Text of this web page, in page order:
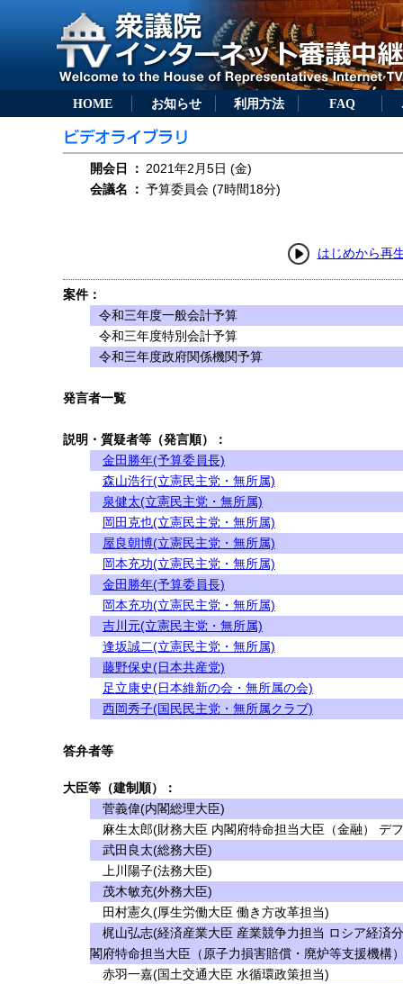
HOME お知らせ 利用方法 FAQ
開会日 ： 2021年2月5日 (金)
会議名
： 予算委員会 (7時間18分)
はじめから再
案件：
令和三年度一般会計予算
令和三年度特別会計予算
令和三年度政府関係機関予算
発言者一覧
説明・質疑者等（発言順）：
金田勝年(予算委員長)
森山浩行(立憲民主党・無所属)
泉健太(立憲民主党・無所属)
岡田克也(立憲民主党・無所属)
屋良朝博(立憲民主党・無所属)
岡本充功(立憲民主党・無所属)
金田勝年(予算委員長)
岡本充功(立憲民主党・無所属)
吉川元(立憲民主党・無所属)
逢坂誠二(立憲民主党・無所属)
藤野保史(日本共産党)
足立康史(日本維新の会・無所属の会)
西岡秀子(国民民主党・無所属クラブ)
答弁者等
大臣等（建制順）：
菅義偉(内閣総理大臣)
麻生太郎(財務大臣 内閣府特命担当大臣（金融） デ
武田良太(総務大臣)
上川陽子(法務大臣)
茂木敏充(外務大臣)
田村憲久(厚生労働大臣 働き方改革担当)
梶山弘志(経済産業大臣 産業競争力担当 ロシア経済
閣府特命担当大臣（原子力損害賠償・廃炉等支援機構
赤羽一嘉(国土交通大臣 水循環政策担当)